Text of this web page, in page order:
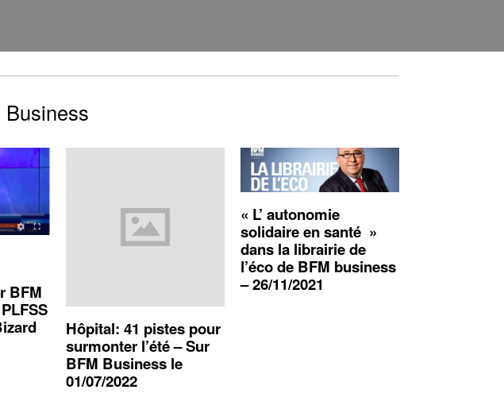
Business
BFM
Hôpital: 41 pistes pour
surmonter l’été – Sur
BFM Business le
01/07/2022
« L’ autonomie
solidaire en santé »
dans la librairie de
l’éco de BFM business
– 26/11/2021